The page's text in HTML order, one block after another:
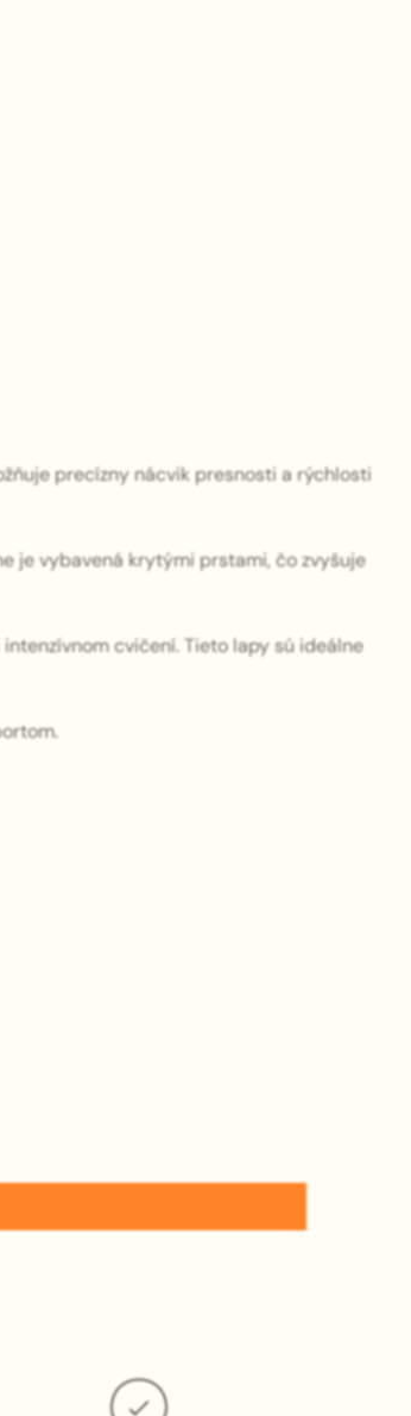
precízny nácvik presnosti a rýchlosti
je vybavená krytými prstami, čo zvyšuje
cvičení. Tieto lapy sú ideálne